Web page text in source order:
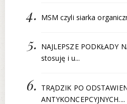
MSM czyli siarka
NAJLEPSZE PODKŁADY
stosuję i u...
TRĄDZIK PO
ANTYKONCEPCYJNYCH....